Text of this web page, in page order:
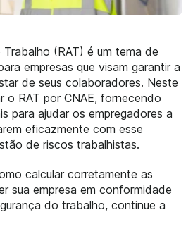
(RAT) é um tema de
empresas que visam garantir a
de seus colaboradores. Neste
o RAT por CNAE, fornecendo
para ajudar os empregadores a
eficazmente com esse
de riscos trabalhistas.
calcular corretamente as
sua empresa em conformidade
do trabalho, continue a